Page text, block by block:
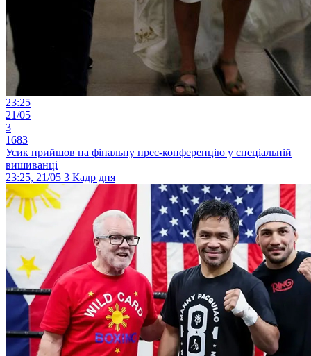
23:25
21/05
3
1683
Усик прийшов на фінальну прес-конференцію у спеціальній
вишиванці
23:25, 21/05 3 Кадр дня